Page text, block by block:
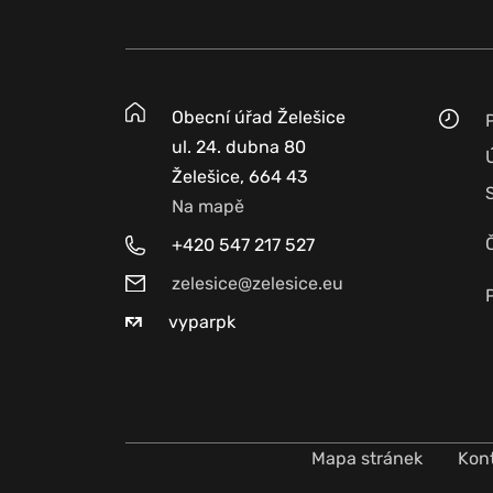
Obecní úřad Želešice
ul. 24. dubna 80
Želešice, 664 43
Na mapě
+420 547 217 527
zelesice@zelesice.eu
vyparpk
Mapa stránek